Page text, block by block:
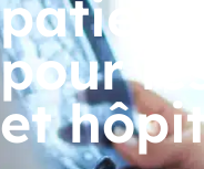
patient
pour
et